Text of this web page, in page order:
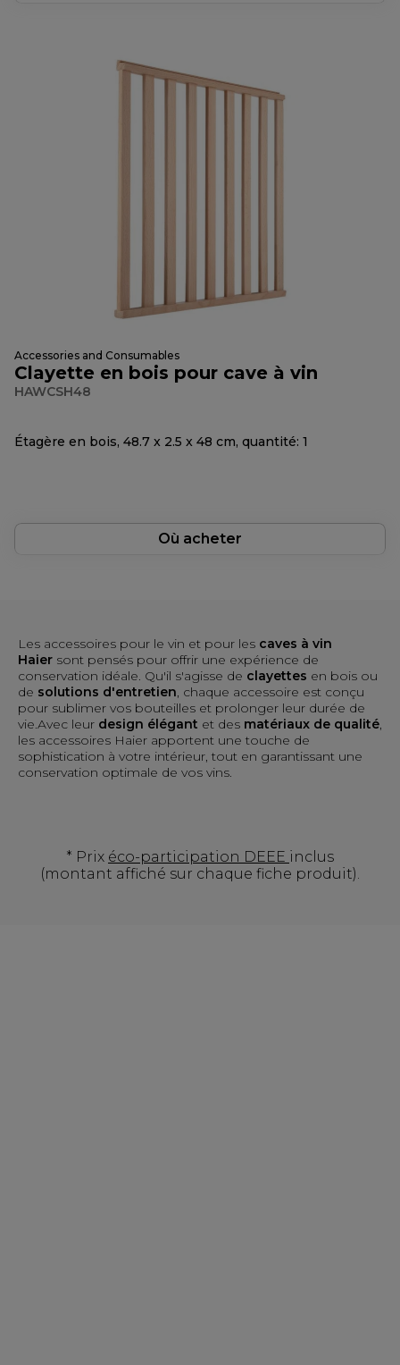
Accessories and Consumables
Clayette en bois pour cave à vin
HAWCSH48
Étagère en bois, 48.7 x 2.5 x 48 cm, quantité: 1
Où acheter
Les accessoires pour le vin et pour les caves à vin
Haier sont pensés pour offrir une expérience de
conservation idéale. Qu'il s'agisse de clayettes en bois ou
de solutions d'entretien, chaque accessoire est conçu
pour sublimer vos bouteilles et prolonger leur durée de
vie.Avec leur design élégant et des matériaux de qualité,
les accessoires Haier apportent une touche de
sophistication à votre intérieur, tout en garantissant une
conservation optimale de vos vins.
* Prix éco-participation DEEE inclus
(montant affiché sur chaque fiche produit).